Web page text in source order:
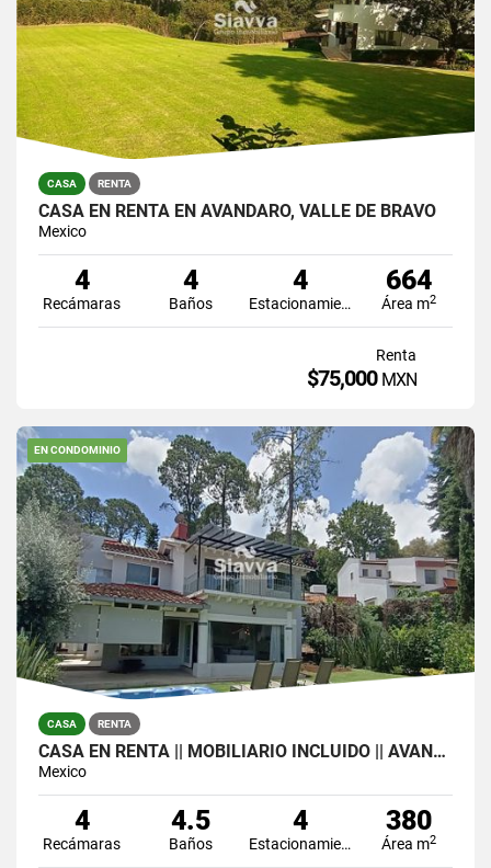
CASA RENTA
CASA EN RENTA EN AVÁNDARO, VALLE DE BRAVO
Mexico
4
Recámaras
4
Baños
4
Estacionamiento
664
Área m2
Renta
$75,000 MXN
EN CONDOMINIO
CASA RENTA
CASA EN RENTA || MOBILIARIO INCLUIDO || AVÁNDARO, VALLE DE BRAVO
Mexico
4
Recámaras
4.5
Baños
4
Estacionamiento
380
Área m2